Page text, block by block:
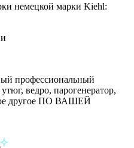
немецкой марки Kiehl:
профессиональный
ведро, парогенератор,
другое ПО ВАШЕЙ